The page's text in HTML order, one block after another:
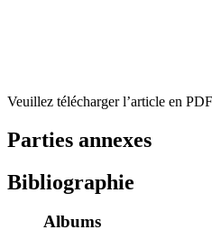
Veuillez télécharger l’article en
Parties annexes
Bibliographie
Albums